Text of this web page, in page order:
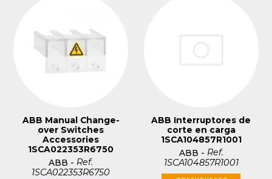
ABB Manual Change-
over Switches
Accessories
1SCA022353R6750
ABB - Ref.
1SCA022353R6750
ABB Interruptores de
corte en carga
1SCA104857R1001
ABB - Ref.
1SCA104857R1001